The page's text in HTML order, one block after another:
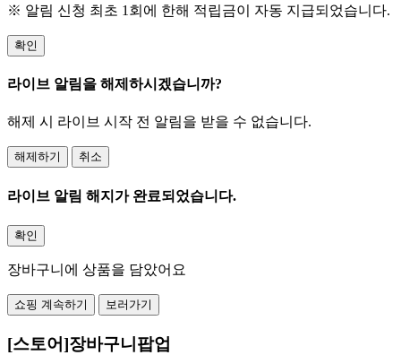
※ 알림 신청 최초 1회에 한해 적립금이 자동 지급되었습니다.
확인
라이브 알림을 해제하시겠습니까?
해제 시 라이브 시작 전 알림을 받을 수 없습니다.
해제하기 취소
라이브 알림 해지가 완료되었습니다.
확인
장바구니에 상품을 담았어요
쇼핑 계속하기 보러가기
[스토어]장바구니팝업